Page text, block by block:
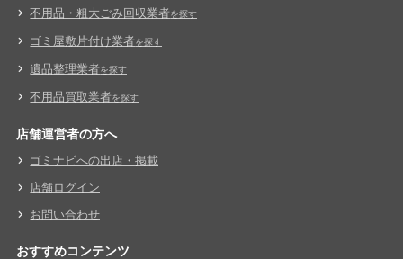
不用品・粗大ごみ回収業者を探す
ゴミ屋敷片付け業者を探す
遺品整理業者を探す
不用品買取業者を探す
店舗運営者の方へ
ゴミナビへの出店・掲載
店舗ログイン
お問い合わせ
おすすめコンテンツ